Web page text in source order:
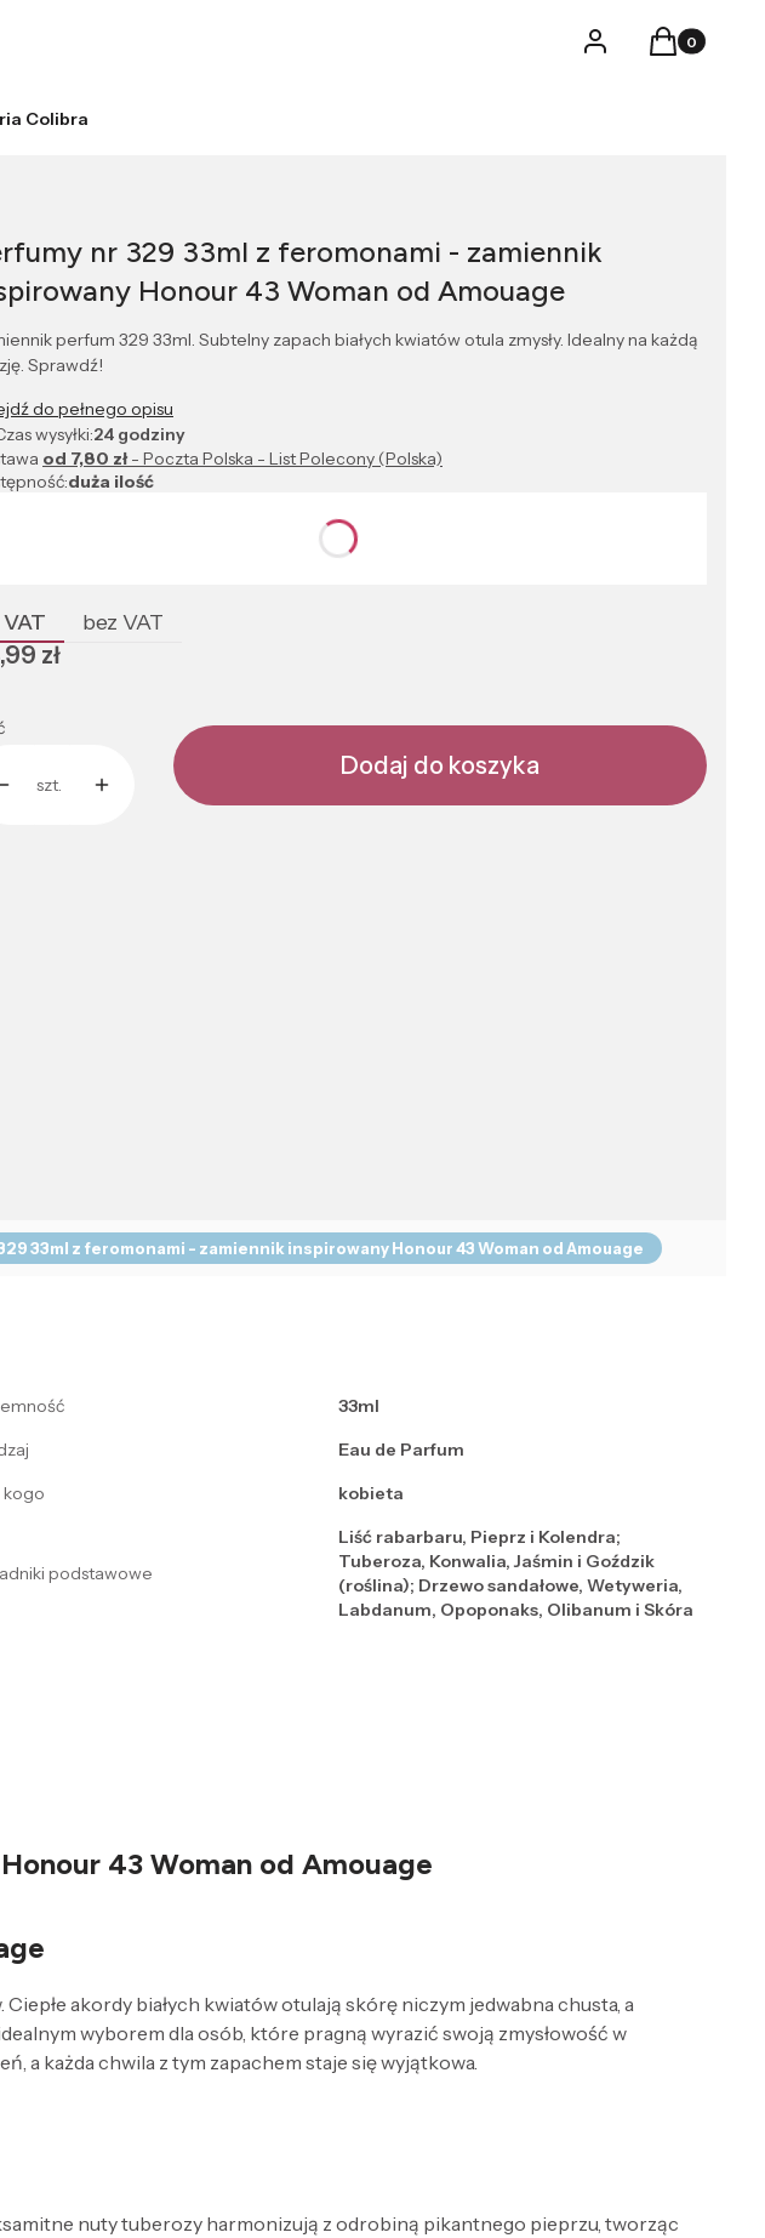
LogowanieProdukty w
Koszyk
Colibra
nr 329 33ml z feromonami - zamiennik
Honour 43 Woman od Amouage
perfum 329 33ml. Subtelny zapach białych kwiatów otula zmysły. Idealny na każdą
Sprawdź!
do pełnego opisu
wysyłki:24 godziny
od 7,80 zł- Poczta Polska - List Polecony (Polska)
duża ilość
VAT bez VAT
zł
szt.
Dodaj do koszyka
33ml z feromonami - zamiennik inspirowany Honour 43 Woman od Amouage
33ml
Eau de Parfum
kogo kobieta
podstawowe
Liść rabarbaru, Pieprz i Kolendra;
Tuberoza, Konwalia, Jaśmin i Goździk
(roślina); Drzewo sandałowe, Wetyweria,
Labdanum, Opoponaks, Olibanum i Skóra
43 Woman od Amouage
akordy białych kwiatów otulają skórę niczym jedwabna chusta, a
wyborem dla osób, które pragną wyrazić swoją zmysłowość w
a każda chwila z tym zapachem staje się wyjątkowa.
nuty tuberozy harmonizują z odrobiną pikantnego pieprzu, tworząc